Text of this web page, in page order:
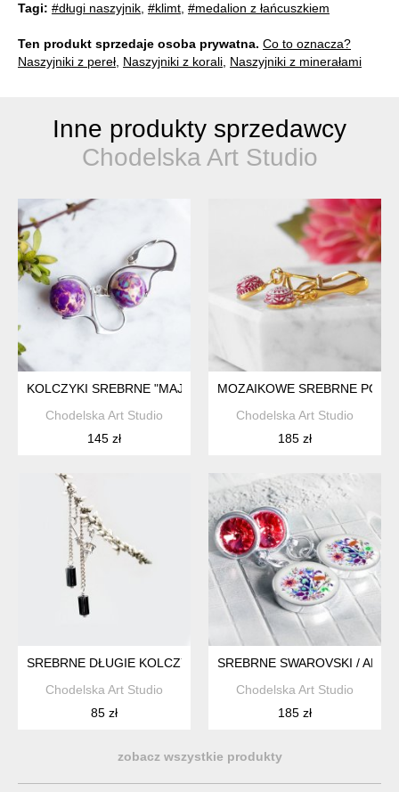
Tagi: #długi naszyjnik #klimt #medalion z łańcuszkiem
Ten produkt sprzedaje osoba prywatna. Co to oznacza?
Naszyjniki z pereł Naszyjniki z korali Naszyjniki z minerałami
Inne produkty sprzedawcy
Chodelska Art Studio
KOLCZYKI SREBRNE "MAJESTIC VIOLET "
Chodelska Art Studio
145 zł
MOZAIKOWE SREBRNE
Chodelska Art Studio
185 zł
SREBRNE DŁUGIE KOLCZYKI MINIMALISTYCZNE
Chodelska Art Studio
85 zł
SREBRNE SWAROVSKI / ART
Chodelska Art Studio
185 zł
zobacz wszystkie produkty